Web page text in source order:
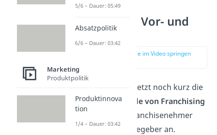
Franchising Vor- und
Nachteile
zur Stelle im Video springen
Schauen wir uns jetzt noch kurz die
Vor- und Nachteile von Franchising
für jeweils den Franchisenehmer
und den Franchisegeber an.
5/6 – Dauer: 05:49
Absatzpolitik
6/6 – Dauer: 03:42
Marketing
Produktpolitik
Produktinnova
tion
1/4 – Dauer: 03:42